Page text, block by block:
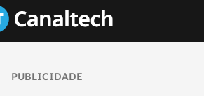
PUBLICIDADE